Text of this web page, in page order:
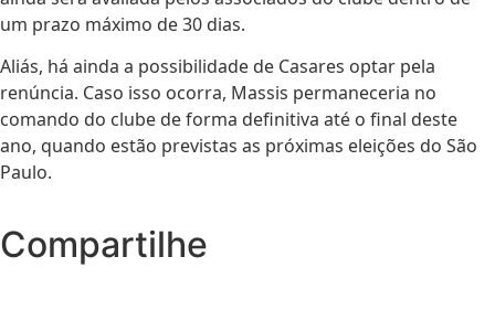
um prazo máximo de 30 dias.
Aliás, há ainda a possibilidade de Casares optar pela
renúncia. Caso isso ocorra, Massis permaneceria no
comando do clube de forma definitiva até o final deste
ano, quando estão previstas as próximas eleições do São
Paulo.
Compartilhe